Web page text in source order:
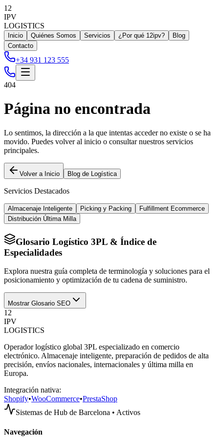
12
IPV
LOGISTICS
Inicio Quiénes Somos Servicios ¿Por qué 12ipv?
Blog
Contacto
+34 931 123 555
404
Página no encontrada
Lo sentimos, la dirección a la que intentas acceder no existe o se ha
movido. Puedes volver al inicio o consultar nuestros servicios
principales.
Volver a Inicio Blog de Logística
Servicios Destacados
Almacenaje Inteligente Picking y Packing
Fulfillment Ecommerce
Distribución Última Milla
Glosario Logístico 3PL & Índice de
Especialidades
Explora nuestra guía completa de terminología y soluciones para el
posicionamiento y optimización de tu cadena de suministro.
Mostrar Glosario SEO
12
IPV
LOGISTICS
Operador logístico global 3PL especializado en comercio
electrónico. Almacenaje inteligente, preparación de pedidos de alta
precisión, envíos nacionales, internacionales y última milla en
Europa.
Integración nativa:
Shopify•WooCommerce•PrestaShop
Sistemas de Hub de Barcelona • Activos
Navegación